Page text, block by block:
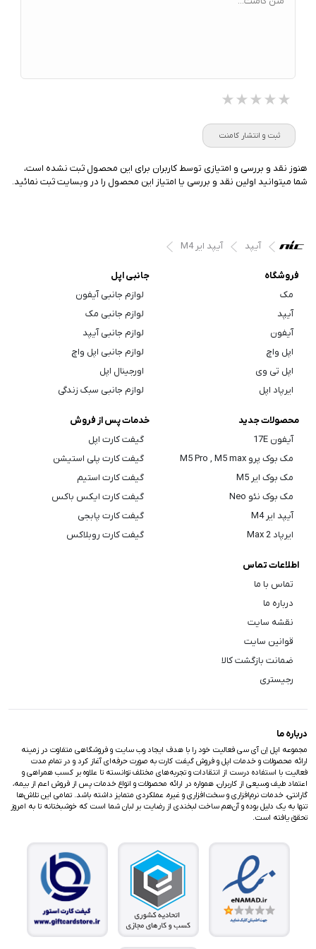
★★★★★
★★★★★
★★★★★
ثبت و انتشار کامنت
هنوز نقد و بررسی و امتیازی توسط کاربران برای این محصول ثبت نشده است،
شما میتوانید اولین نقد و بررسی یا امتیاز این محصول را در وبسایت ثبت نمائید.
آیپد آیپد ایر M4
فروشگاه
مک
آیپد
آیفون
اپل واچ
اپل تی وی
ایرپاد اپل
جانبی اپل
لوازم جانبی آیفون
لوازم جانبی مک
لوازم جانبی آیپد
لوازم جانبی اپل واچ
اورجینال اپل
لوازم جانبی سبک زندگی
محصولات جدید
آیفون 17E
مک بوک پرو M5 Pro , M5 max
مک بوک ایر M5
مک بوک نئو Neo
آیپد ایر M4
ایرپاد Max 2
خدمات پس از فروش
گیفت کارت اپل
گیفت کارت پلی استیشن
گیفت کارت استیم
گیفت کارت ایکس باکس
گیفت کارت پابجی
گیفت کارت روبلاکس
اطلاعات تماس
تماس با ما
درباره ما
نقشه سایت
قوانین سایت
ضمانت بازگشت کالا
رجیستری
درباره ما
مجموعه اپل اِن آی سی فعالیت خود را با هدف ایجاد وب سایت و فروشگاهی متفاوت در زمینه
ارائه محصولات و خدمات اپل و فروش گیفت کارت به صورت حرفه‌ای آغاز کرد و در تمام مدت
فعالیت با استفاده درست از انتقادات و تجربه‌های مختلف توانسته تا علاوه بر کسب همراهی و
اعتماد طیف وسیعی از کاربران، همواره در ارائه محصولات و انواع خدمات پس از فروش اعم از بیمه،
گارانتی، خدمات نرم‌افزاری و سخت‌افزاری و غیره، عملکردی متمایز داشته باشد. تمامی این تلاش‌ها
تنها به یک دلیل بوده و آن‌هم ساخت لبخندی از رضایت بر لبان شما است که خوشبختانه تا به امروز
تحقق یافته است.